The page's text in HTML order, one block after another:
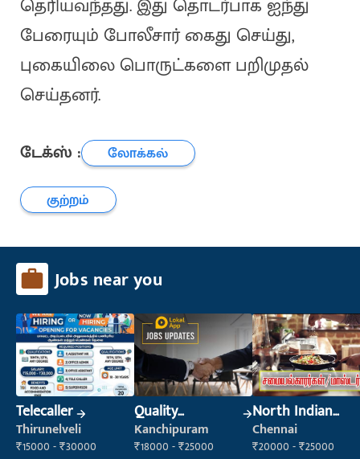
தெரியவந்தது. இது தொடர்பாக ஐந்து
பேரையும் போலீசார் கைது செய்து,
புகையிலை பொருட்களை பறிமுதல்
செய்தனர்.
டேக்ஸ் :
லோக்கல்
குற்றம்
Jobs near you
Telecaller
Thirunelveli
₹15000 - ₹30000
Quality
Inspector
Kanchipuram
₹18000 - ₹25000
North Indian
Cook
Chennai
₹20000 - ₹25000